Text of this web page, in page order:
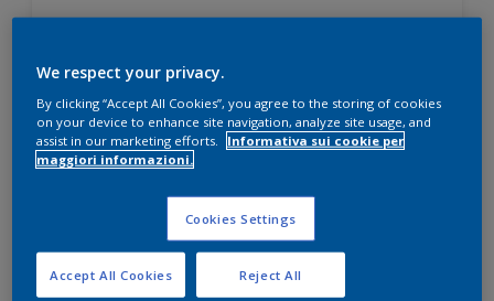
Superia Ferromicaceo
Antiruggine 2in1, applicazione
diretta
We respect your privacy.
By clicking “Accept All Cookies”, you agree to the storing of cookies
on your device to enhance site navigation, analyze site usage, and
assist in our marketing efforts.
Informativa sui cookie per
maggiori informazioni.
Cookies Settings
Reject All
Accept All Cookies